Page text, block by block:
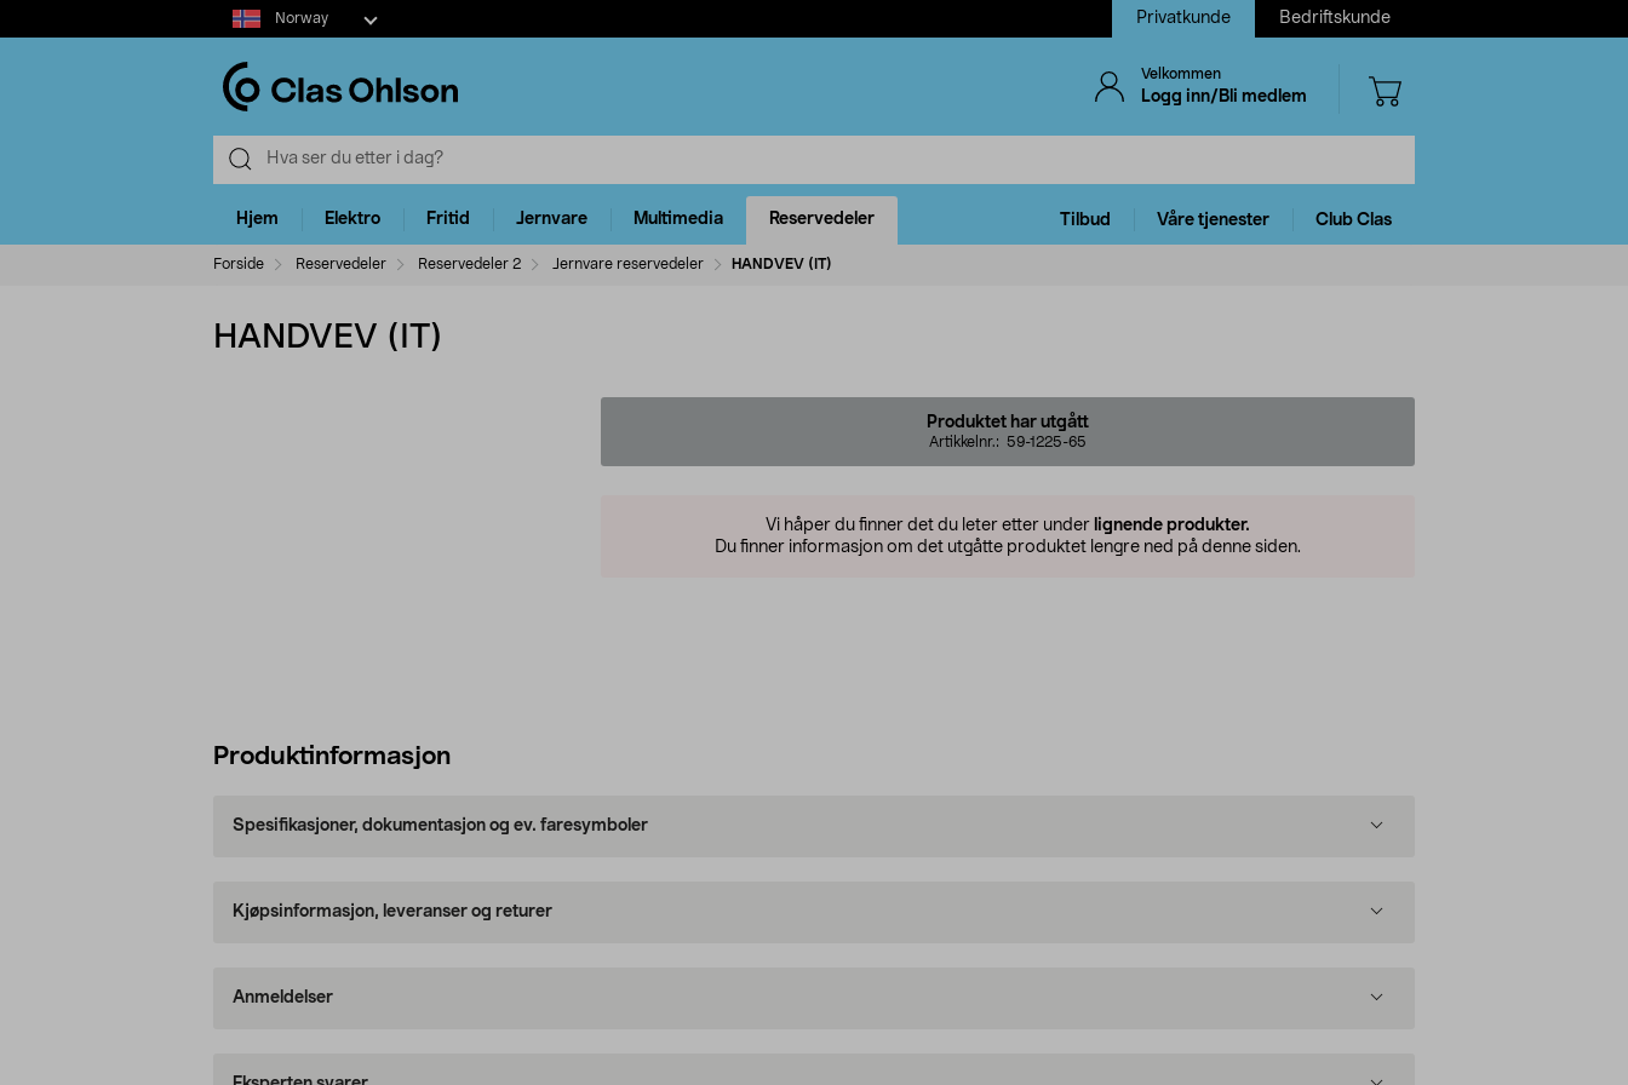
Select
market
Norway Privatkunde Bedriftskunde
Velkommen
Logg inn/Bli medlem
Hjem Elektro Fritid Jernvare Multimedia Reservedeler Tilbud Våre tjenester Club Clas
Forside Reservedeler Reservedeler 2 Jernvare reservedeler HANDVEV (IT)
HANDVEV (IT)
Produktet har utgått
Artikkelnr.: 59-1225-65
Vi håper du finner det du leter etter under lignende produkter.
Du finner informasjon om det utgåtte produktet lengre ned på denne siden.
Produktinformasjon
Spesifikasjoner, dokumentasjon og ev. faresymboler
Kjøpsinformasjon, leveranser og returer
Anmeldelser